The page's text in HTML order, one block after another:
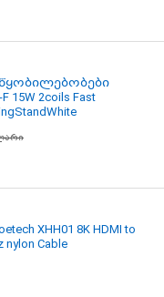
15W 2coils Fast
XHH01 8K HDMI to
nylon Cable